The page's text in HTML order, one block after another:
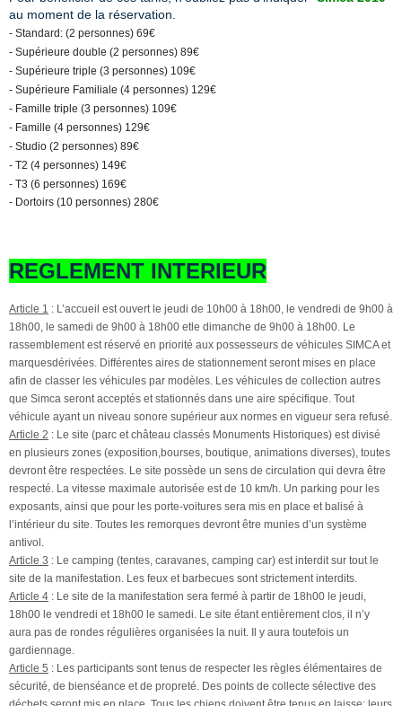
au moment de la réservation.
- Standard: (2 personnes) 69€
- Supérieure double (2 personnes) 89€
- Supérieure triple (3 personnes) 109€
- Supérieure Familiale (4 personnes) 129€
- Famille triple (3 personnes) 109€
- Famille (4 personnes) 129€
- Studio (2 personnes) 89€
- T2 (4 personnes) 149€
- T3 (6 personnes) 169€
- Dortoirs (10 personnes) 280€
REGLEMENT INTERIEUR
Article 1 : L’accueil est ouvert le jeudi de 10h00 à 18h00, le vendredi de 9h00 à
18h00, le samedi de 9h00 à 18h00 etle dimanche de 9h00 à 18h00. Le
rassemblement est réservé en priorité aux possesseurs de véhicules SIMCA et
marquesdérivées. Différentes aires de stationnement seront mises en place
afin de classer les véhicules par modèles. Les véhicules de collection autres
que Simca seront acceptés et stationnés dans une aire spécifique. Tout
véhicule ayant un niveau sonore supérieur aux normes en vigueur sera refusé.
Article 2 : Le site (parc et château classés Monuments Historiques) est divisé
en plusieurs zones (exposition,bourses, boutique, animations diverses), toutes
devront être respectées. Le site possède un sens de circulation qui devra être
respecté. La vitesse maximale autorisée est de 10 km/h. Un parking pour les
exposants, ainsi que pour les porte-voitures sera mis en place et balisé à
l’intérieur du site. Toutes les remorques devront être munies d’un système
antivol.
Article 3 : Le camping (tentes, caravanes, camping car) est interdit sur tout le
site de la manifestation. Les feux et barbecues sont strictement interdits.
Article 4 : Le site de la manifestation sera fermé à partir de 18h00 le jeudi,
18h00 le vendredi et 18h00 le samedi. Le site étant entièrement clos, il n’y
aura pas de rondes régulières organisées la nuit. Il y aura toutefois un
gardiennage.
Article 5 : Les participants sont tenus de respecter les règles élémentaires de
sécurité, de bienséance et de propreté. Des points de collecte sélective des